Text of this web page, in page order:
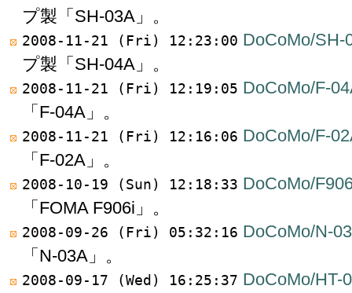
プ製「SH-03A」。
2008-11-21 (Fri) 12:23:00 DoCoMo/SH-
プ製「SH-04A」。
2008-11-21 (Fri) 12:19:05 DoCoMo/F-
「F-04A」。
2008-11-21 (Fri) 12:16:06 DoCoMo/F-
「F-02A」。
2008-10-19 (Sun) 12:18:33 DoCoMo/
「FOMA F906i」。
2008-09-26 (Fri) 05:32:16 DoCoMo/N-
「N-03A」。
2008-09-17 (Wed) 16:25:37 DoCoMo/HT-